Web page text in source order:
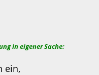
in eigener Sache:
ein,